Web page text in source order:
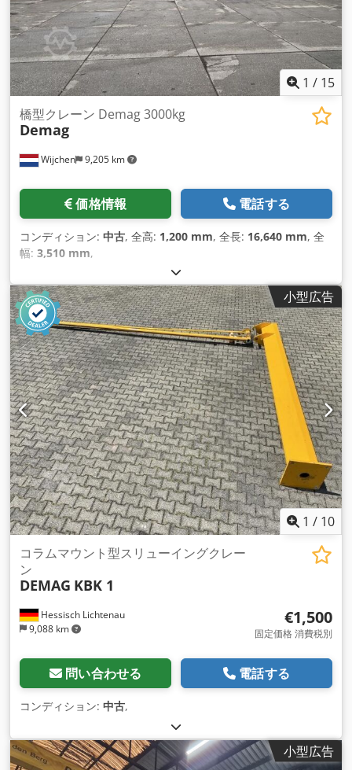
1 / 15
Wijchen 9,205 km
橋型クレーン Demag 3000kg
Demag
価格情報 電話する
コンディション: 中古, 全高: 1,200 mm, 全長: 16,640 mm, 全
幅: 3,510 mm,
小型広告
1 / 10
Hessisch Lichtenau
9,088 km
コラムマウント型スリューイングクレー
ン
DEMAG KBK 1
€1,500
固定価格 消費税別
問い合わせる 電話する
コンディション: 中古,
小型広告